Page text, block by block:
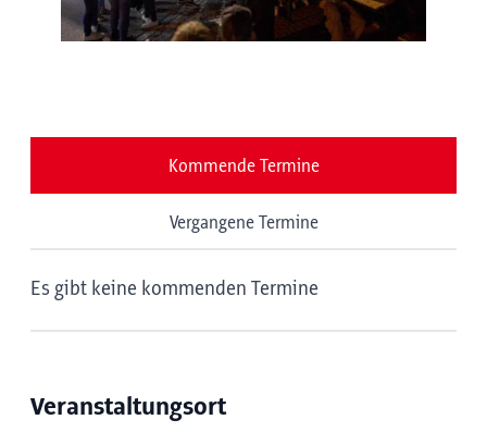
Kommende Termine
Vergangene Termine
Es gibt keine kommenden Termine
Veranstaltungsort